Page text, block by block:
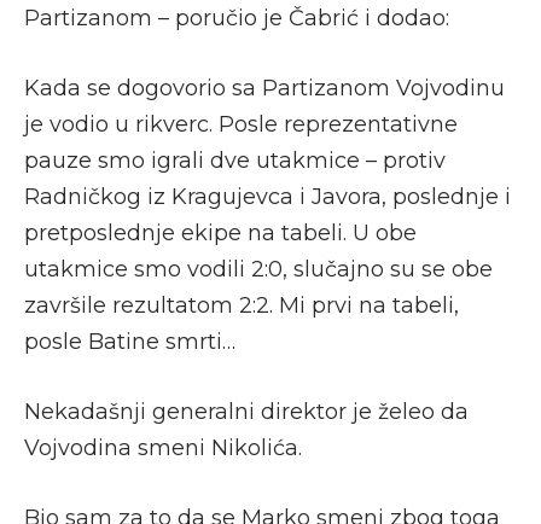
Partizanom – poručio je Čabrić i dodao:
Kada se dogovorio sa Partizanom Vojvodinu
je vodio u rikverc. Posle reprezentativne
pauze smo igrali dve utakmice – protiv
Radničkog iz Kragujevca i Javora, poslednje i
pretposlednje ekipe na tabeli. U obe
utakmice smo vodili 2:0, slučajno su se obe
završile rezultatom 2:2. Mi prvi na tabeli,
posle Batine smrti…
Nekadašnji generalni direktor je želeo da
Vojvodina smeni Nikolića.
Bio sam za to da se Marko smeni zbog toga